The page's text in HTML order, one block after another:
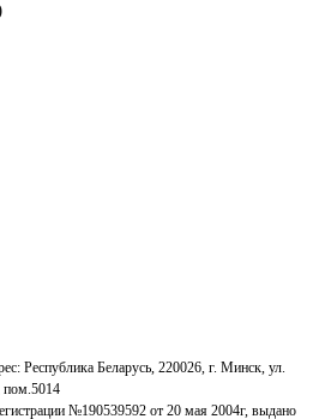
Республика Беларусь, 220026, г. Минск, ул.
пом.5014
№190539592 от 20 мая 2004г, выдано